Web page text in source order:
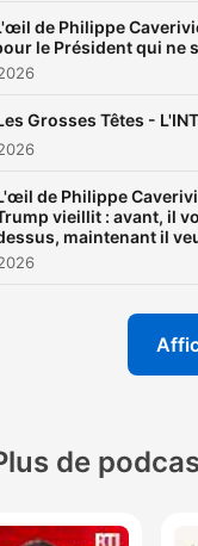
de Philippe
le Président qui ne
Grosses Têtes -
de Philippe
vieillit : avant, il
maintenant il
de